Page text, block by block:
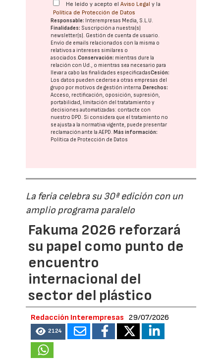
He leído y acepto elAviso Legal y la
Política de Protección de Datos
Responsable: Interempresas Media, S.L.U.
Finalidades: Suscripción a nuestra(s)
newsletter(s). Gestión de cuenta de usuario.
Envío de emails relacionados con la misma o
relativos a intereses similares o
asociados.Conservación: mientras dure la
relación con Ud., o mientras sea necesario para
llevar a cabo las finalidades especificadasCesión:
Los datos pueden cederse a otras empresas del
grupo por motivos de gestión interna.Derechos:
Acceso, rectificación, oposición, supresión,
portabilidad, limitación del tratatamiento y
decisiones automatizadas: contacte con
nuestro DPD. Si considera que el tratamiento no
se ajusta a la normativa vigente, puede presentar
reclamación ante laAEPD.Más información:
Política de Protección de Datos
La feria celebra su 30ª edición con un
amplio programa paralelo
Fakuma 2026 reforzará
su papel como punto de
encuentro
internacional del
sector del plástico
Redacción Interempresas 29/07/2026
2124